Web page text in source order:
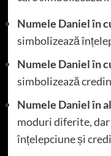
Numele Daniel în
simbolizează
Numele Daniel în
simbolizează
Numele Daniel în
moduri diferite, dar
înțelepciune și